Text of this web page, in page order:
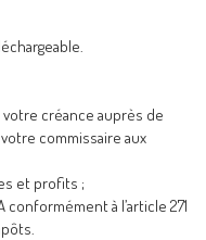
créance auprès de
commissaire aux
et profits ;
à l’article 271